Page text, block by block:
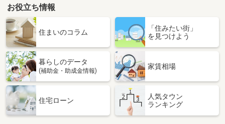
お役立ち情報
住まいのコラム
「住みたい街」
を見つけよう
暮らしのデータ
(補助金・助成金情報)
家賃相場
住宅ローン
人気タウン
ランキング